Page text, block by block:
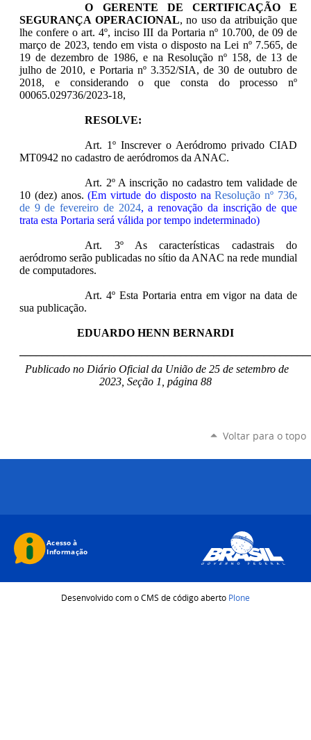
O GERENTE DE CERTIFICAÇÃO E
SEGURANÇA OPERACIONAL, no uso da atribuição que
lhe confere o art. 4º, inciso III da Portaria nº 10.700, de 09 de
março de 2023, tendo em vista o disposto na Lei nº 7.565, de
19 de dezembro de 1986, e na Resolução nº 158, de 13 de
julho de 2010, e Portaria nº 3.352/SIA, de 30 de outubro de
2018, e considerando o que consta do processo nº
00065.029736/2023-18,
RESOLVE:
Art. 1º Inscrever o Aeródromo privado CIAD
MT0942 no cadastro de aeródromos da ANAC.
Art. 2º A inscrição no cadastro tem validade de
10 (dez) anos.(Em virtude do disposto naResolução nº 736,
de 9 de fevereiro de 2024, a renovação da inscrição de que
trata esta Portaria será válida por tempo indeterminado)
Art. 3º As características cadastrais do
aeródromo serão publicadas no sítio da ANAC na rede mundial
de computadores.
Art. 4º Esta Portaria entra em vigor na data de
sua publicação.
EDUARDO HENN BERNARDI
Publicado no Diário Oficial da União de 25 de setembro de
2023, Seção 1, página 88
Voltar para o topo
Desenvolvido com o CMS de código aberto Plone